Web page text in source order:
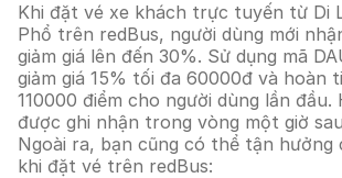
Khi đặt vé xe khách trực tuyến từ Di
Phổ trên redBus, người dùng mới
giảm giá lên đến 30%. Sử dụng mã
giảm giá 15% tối đa 60000đ và hoàn
110000 điểm cho người dùng lần đầu.
được ghi nhận trong vòng một giờ
Ngoài ra, bạn cũng có thể tận hưởng
khi đặt vé trên redBus: